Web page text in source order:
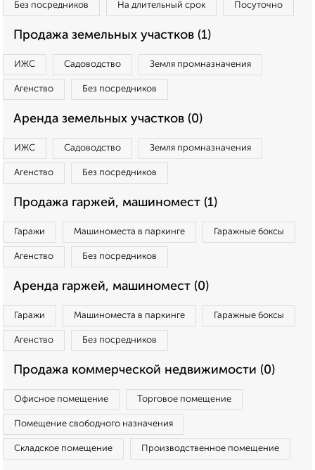
Без посредников На длительный срок Посуточно
Продажа земельных участков (1)
ИЖС Садоводство Земля промназначения
Агенство Без посредников
Аренда земельных участков (0)
ИЖС Садоводство Земля промназначения
Агенство Без посредников
Продажа гаржей, машиномест (1)
Гаражи Машиноместа в паркинге Гаражные боксы
Агенство Без посредников
Аренда гаржей, машиномест (0)
Гаражи Машиноместа в паркинге Гаражные боксы
Агенство Без посредников
Продажа коммерческой недвижимости (0)
Офисное помещение Торговое помещение
Помещение свободного назначения
Складское помещение Производственное помещение